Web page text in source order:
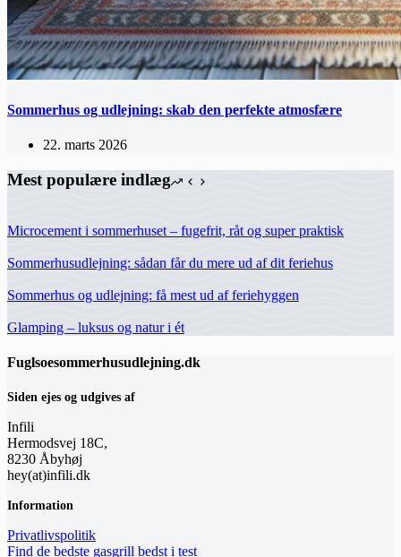
Sommerhus og udlejning: skab den perfekte atmosfære
22. marts 2026
Mest populære indlæg
Microcement i sommerhuset – fugefrit, råt og super praktisk
Sommerhusudlejning: sådan får du mere ud af dit feriehus
Sommerhus og udlejning: få mest ud af feriehyggen
Glamping – luksus og natur i ét
Fuglsoesommerhusudlejning.dk
Siden ejes og udgives af
Infili
Hermodsvej 18C,
8230 Åbyhøj
hey(at)infili.dk
Information
Privatlivspolitik
Find de bedste gasgrill bedst i test